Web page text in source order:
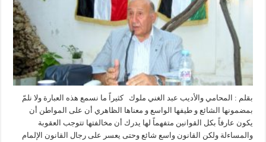
بقلم : المحامي والأديب عبد الغني ملوك كثيراً ما نسمع هذه العبارة ولا نلمّ
بمضمونها الشائع و طيفها الواسع و معناها الظاهري أن على المواطن أن
يكون عارفاً بكل القوانين متفهماً لها يدرك أن مخالفتها تتوجب العقوبة
والمساءلة ولكن القانون واسع شائع وحتى يعسر على رجال القانون الإلمام